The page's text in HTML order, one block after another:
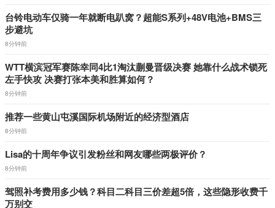
台铃电动车仅骑一年就断电趴窝？超能S系列+48V电池+BMS三
步避坑
8分钟前
WTT横滨冠军赛陈幸同4比1淘汰蒯曼晋级决赛 她靠什么战术锁死
左手快攻 决赛打张本美和胜算如何？
8分钟前
推荐一些黄山屯溪国际机场附近的经济型酒店
8分钟前
Lisa的十周年争议引发粉丝和网友哪些两极评价？
8分钟前
驾照补考费用多少钱？科目二科目三价差超5倍，这些隐形收费千
万别交